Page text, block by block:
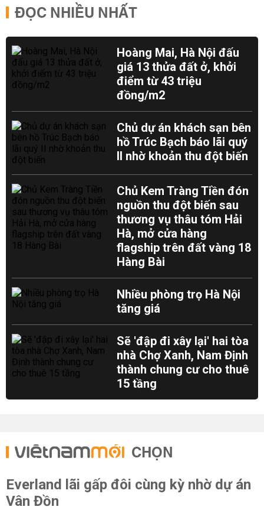
ĐỌC NHIỀU NHẤT
Hoàng Mai, Hà Nội đấu
giá 13 thửa đất ở, khởi
điểm từ 43 triệu
đồng/m2
Chủ dự án khách sạn bên
hồ Trúc Bạch báo lãi quý
II nhờ khoản thu đột biến
Chủ Kem Tràng Tiền đón
nguồn thu đột biến sau
thương vụ thâu tóm Hải
Hà, mở cửa hàng
flagship trên đất vàng 18
Hàng Bài
Nhiều phòng trọ Hà Nội
tăng giá
Sẽ 'đập đi xây lại' hai tòa
nhà Chợ Xanh, Nam Định
thành chung cư cho thuê
15 tầng
CHỌN
Everland lãi gấp đôi cùng kỳ nhờ dự án
Vân Đồn